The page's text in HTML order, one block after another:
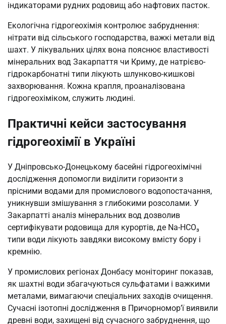
індикаторами рудних родовищ або нафтових пасток.
Екологічна гідрогеохімія контролює забруднення:
нітрати від сільського господарства, важкі метали від
шахт. У лікувальних цілях вона пояснює властивості
мінеральних вод Закарпаття чи Криму, де натрієво-
гідрокарбонатні типи лікують шлунково-кишкові
захворювання. Кожна крапля, проаналізована
гідрогеохіміком, служить людині.
Практичні кейси застосування
гідрогеохімії в Україні
У Дніпровсько-Донецькому басейні гідрогеохімічні
дослідження допомогли виділити горизонти з
прісними водами для промислового водопостачання,
уникнувши змішування з глибокими розсолами. У
Закарпатті аналіз мінеральних вод дозволив
сертифікувати родовища для курортів, де Na-HCO₃
типи води лікують завдяки високому вмісту бору і
кремнію.
У промислових регіонах Донбасу моніторинг показав,
як шахтні води збагачуються сульфатами і важкими
металами, вимагаючи спеціальних заходів очищення.
Сучасні ізотопні дослідження в Причорномор’ї виявили
древні води, захищені від сучасного забруднення, що